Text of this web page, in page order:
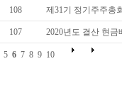
108 제31기 정기주주총
107 2020년도 결산 현금
5 6 7 8 9 10